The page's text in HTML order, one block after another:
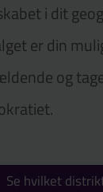
i dit
er din
og
Se hvilket